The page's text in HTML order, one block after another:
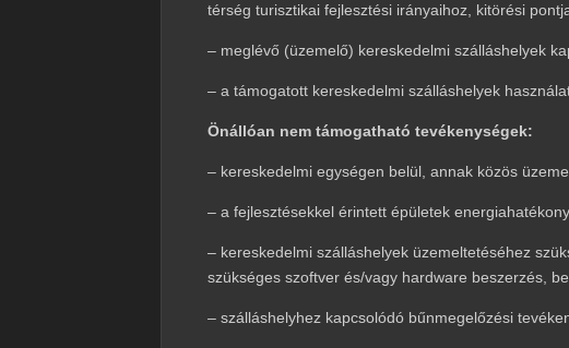
térség turisztikai fejlesztési irányaihoz, kitörési
– meglévő (üzemelő) kereskedelmi szálláshelyek
– a támogatott kereskedelmi szálláshelyek
Önállóan nem támogatható tevékenységek:
– kereskedelmi egységen belül, annak közös
– a fejlesztésekkel érintett épületek
– kereskedelmi szálláshelyek üzemeltetéséhez
szükséges szoftver és/vagy hardware beszerzés,
– szálláshelyhez kapcsolódó bűnmegelőzési